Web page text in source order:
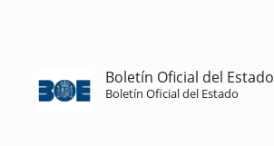
Boletín Oficial del Estado
Boletín Oficial del Estado